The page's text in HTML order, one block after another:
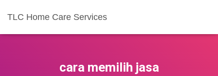
TLC Home Care Services
cara memilih jasa